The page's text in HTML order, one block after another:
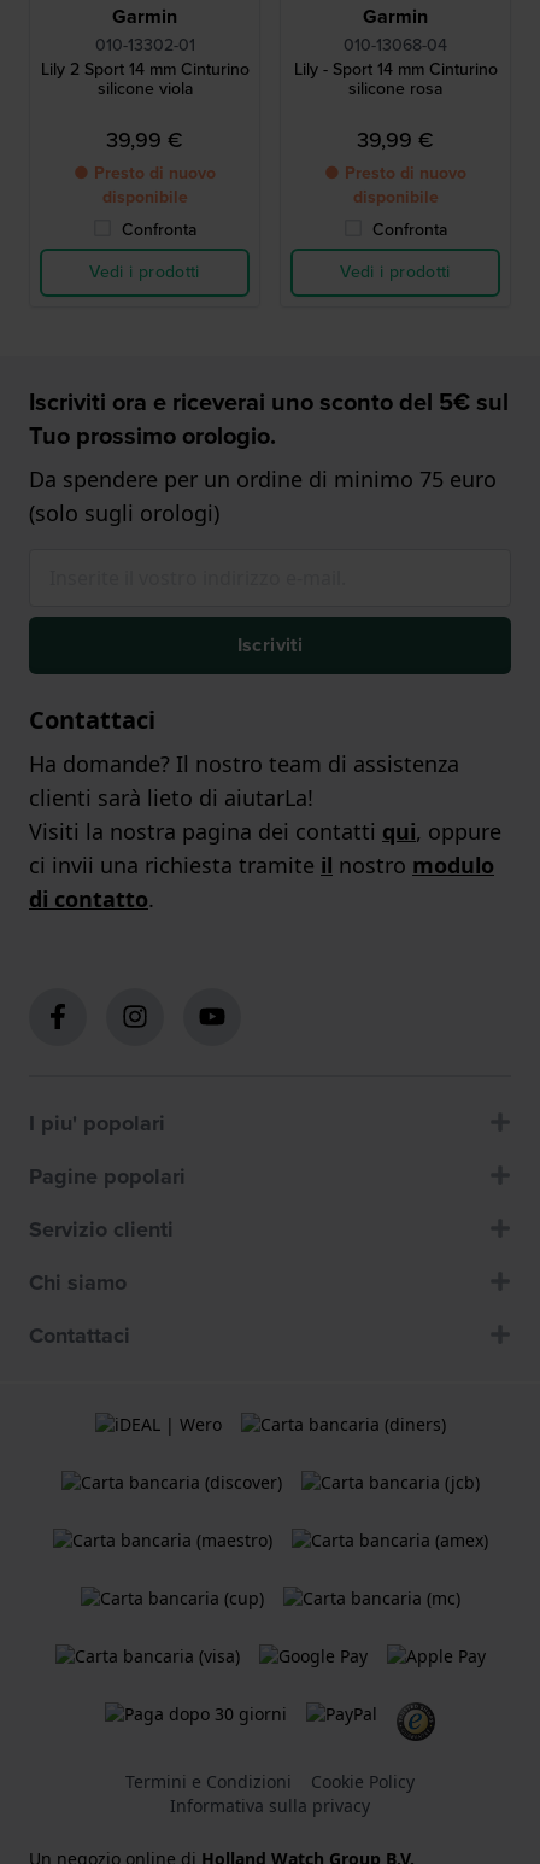
Garmin
010-13302-01
Lily 2 Sport 14 mm Cinturino
silicone viola
39,99 €
● Presto di nuovo
disponibile
Confronta
Vedi i prodotti
Garmin
010-13068-04
Lily - Sport 14 mm Cinturino
silicone rosa
39,99 €
● Presto di nuovo
disponibile
Confronta
Vedi i prodotti
Iscriviti ora e riceverai uno sconto del 5€ sul
Tuo prossimo orologio.
Da spendere per un ordine di minimo 75 euro
(solo sugli orologi)
Iscriviti
Contattaci
Ha domande? Il nostro team di assistenza
clienti sarà lieto di aiutarLa!
Visiti la nostra pagina dei contatti qui, oppure
ci invii una richiesta tramite il nostro modulo
di contatto.
I piu' popolari
Pagine popolari
Servizio clienti
Chi siamo
Contattaci
Termini e Condizioni
Cookie Policy
Informativa sulla privacy
Un negozio online di Holland Watch Group B.V.